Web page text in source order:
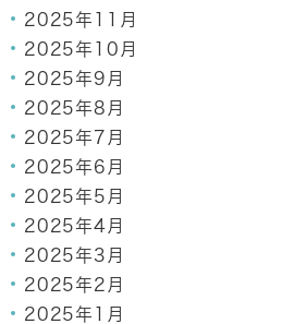
2025年11月
2025年10月
2025年9月
2025年8月
2025年7月
2025年6月
2025年5月
2025年4月
2025年3月
2025年2月
2025年1月